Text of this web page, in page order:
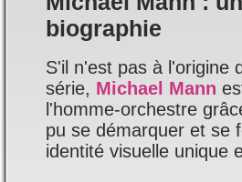
biographie
S'il n'est pas à l'origine
série, Michael Mann
l'homme-orchestre
pu se démarquer et se
identité visuelle unique